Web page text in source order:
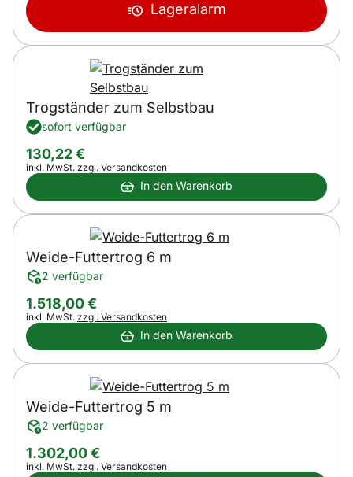
Lageralarm
Trogständer zum Selbstbau
sofort verfügbar
130,22€
Steuerhinweis:
inkl. MwSt. zzgl. Versandkosten
In den Warenkorb
Weide-Futtertrog 6 m
2 verfügbar
1.518,00€
Steuerhinweis:
inkl. MwSt. zzgl. Versandkosten
In den Warenkorb
Weide-Futtertrog 5 m
2 verfügbar
1.302,00€
Steuerhinweis:
inkl. MwSt. zzgl. Versandkosten